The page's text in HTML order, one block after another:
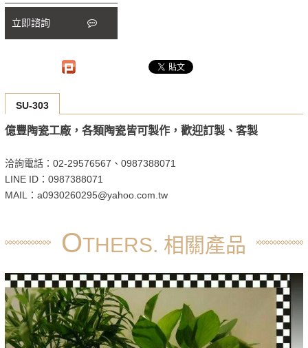
立即諮詢
SU-303
億豐陶瓷工廠，各類陶瓷皆可製作，歡迎訂製、客製
洽詢電話：02-29576567、0987388071
LINE ID：0987388071
MAIL：a0930260295@yahoo.com.tw
OTHERS. 相關產品